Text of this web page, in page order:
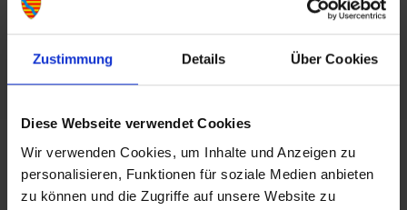
Zustimmung Details Über Cookies
Diese Webseite verwendet Cookies
Wir verwenden Cookies, um Inhalte und Anzeigen zu
personalisieren, Funktionen für soziale Medien anbieten
zu können und die Zugriffe auf unsere Website zu
Der Stadtteil liegt fünf Kilometer entfernt. Das
idyllische Mainufer lädt zum Entspannen ein.